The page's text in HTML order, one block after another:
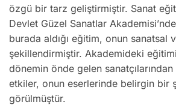
özgü bir tarz geliştirmiştir. Sanat
Devlet Güzel Sanatlar
burada aldığı eğitim, onun sanatsal
şekillendirmiştir. Akademideki eğitimi
dönemin önde gelen
etkiler, onun eserlerinde belirgin bir
görülmüştür.